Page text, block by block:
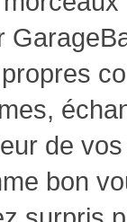
de
bon